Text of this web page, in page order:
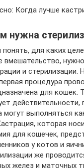
Когда лучше
нужна
для каких
вмешательство,
и
процедура
для кошек.
действительности,
могут выполняться
которая
для кошечек,
у котов и
же
желез и маточных